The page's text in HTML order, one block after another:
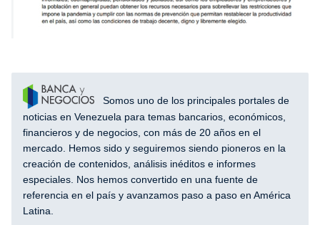
Somos uno de los principales portales de
noticias en Venezuela para temas bancarios, económicos,
financieros y de negocios, con más de 20 años en el
mercado. Hemos sido y seguiremos siendo pioneros en la
creación de contenidos, análisis inéditos e informes
especiales. Nos hemos convertido en una fuente de
referencia en el país y avanzamos paso a paso en América
Latina.